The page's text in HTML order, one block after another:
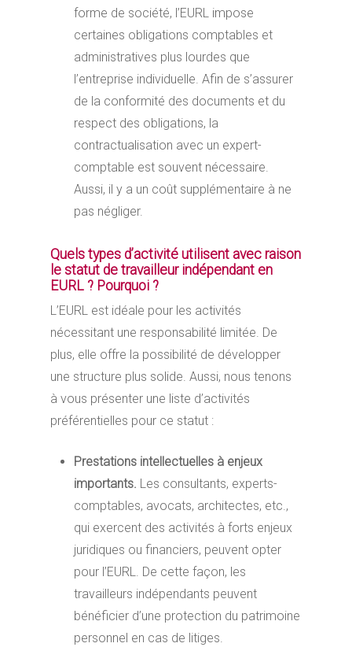
forme de société, l’EURL impose
certaines obligations comptables et
administratives plus lourdes que
l’entreprise individuelle. Afin de s’assurer
de la conformité des documents et du
respect des obligations, la
contractualisation avec un expert-
comptable est souvent nécessaire.
Aussi, il y a un coût supplémentaire à ne
pas négliger.
Quels types d’activité utilisent avec raison
le statut de travailleur indépendant en
EURL ? Pourquoi ?
L’EURL est idéale pour les activités
nécessitant une responsabilité limitée. De
plus, elle offre la possibilité de développer
une structure plus solide. Aussi, nous tenons
à vous présenter une liste d’activités
préférentielles pour ce statut :
Prestations intellectuelles à enjeux
importants. Les consultants, experts-
comptables, avocats, architectes, etc.,
qui exercent des activités à forts enjeux
juridiques ou financiers, peuvent opter
pour l’EURL. De cette façon, les
travailleurs indépendants peuvent
bénéficier d’une protection du patrimoine
personnel en cas de litiges.